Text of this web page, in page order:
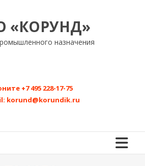
«КОРУНД»
назначения
+7 495 228-17-75
korund@korundik.ru